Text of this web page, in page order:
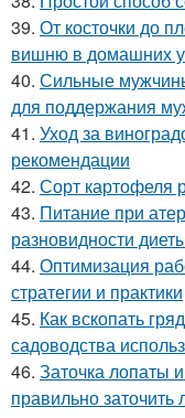
39. От косточки до
вишню в домашних
40. Сильные
для поддержания
41. Уход за
рекомендации
42. Сорт картофеля
43. Питание при
разновидности
44. Оптимизация
стратегии и практики
45. Как вскопать
садоводства
46. Заточка лопаты
правильно заточить